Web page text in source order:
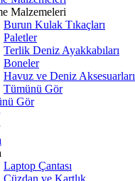
Malzemeleri
Burun Kulak Tıkaçları
Paletler
Terlik Deniz Ayakkabıları
Boneler
Havuz ve Deniz Aksesuarları
Tümünü Gör
Gör
Laptop Çantası
Cüzdan ve Kartlık